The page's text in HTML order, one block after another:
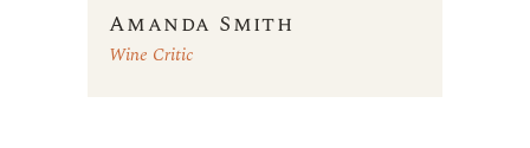
Amanda Smith
Wine Critic